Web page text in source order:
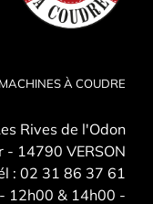
À COUDRE
Rives de l'Odon
- 14790 VERSON
: 02 31 86 37 61
12h00 & 14h00 -